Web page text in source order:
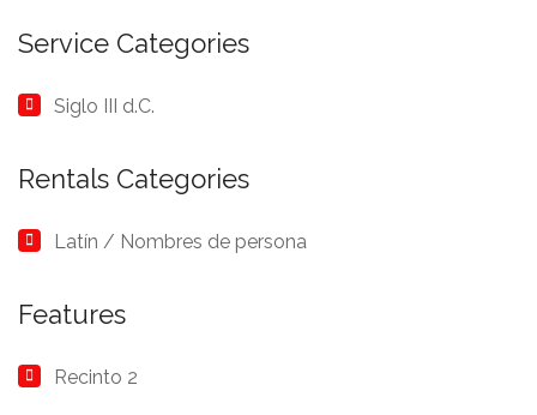
Service Categories
Siglo III d.C.
Rentals Categories
Latín / Nombres de persona
Features
Recinto 2